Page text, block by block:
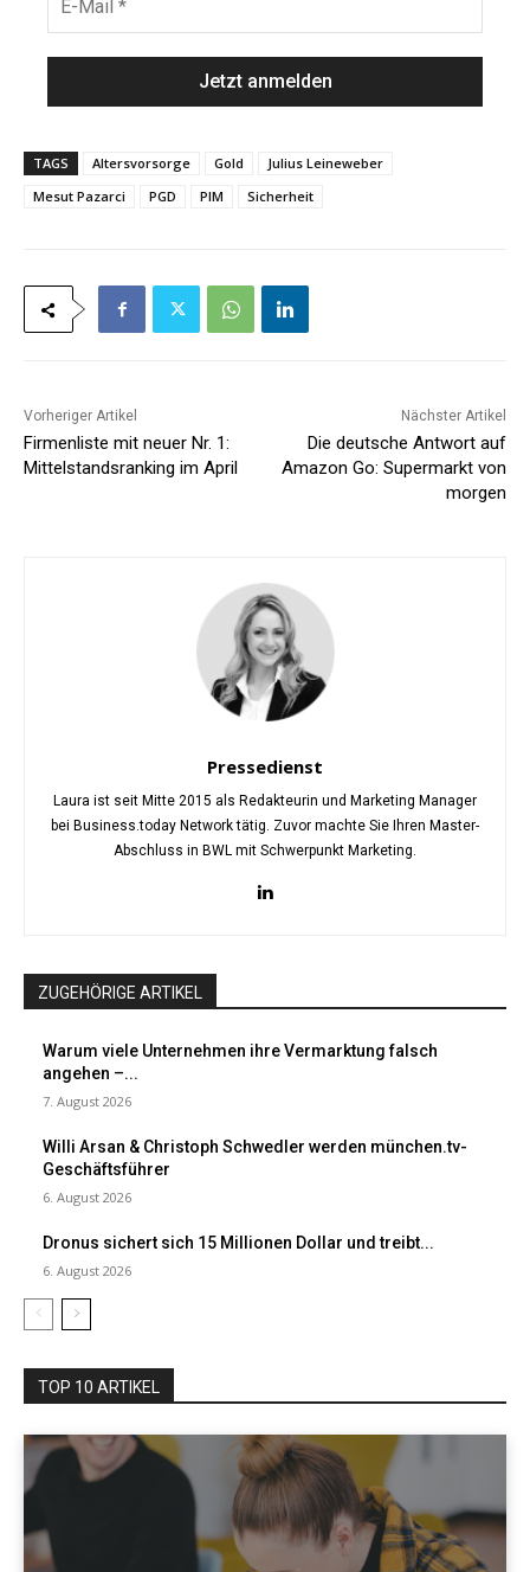
a
M
a
l
TAGS Altersvorsorge Gold
Julius Leineweber
Mesut Pazarci
PGD PIM Sicherheit
Vorheriger Artikel
Firmenliste mit neuer Nr. 1:
Mittelstandsranking im April
Nächster Artikel
Die deutsche Antwort auf
Amazon Go: Supermarkt von
morgen
Pressedienst
Laura ist seit Mitte 2015 als Redakteurin und Marketing Manager
bei Business.today Network tätig. Zuvor machte Sie Ihren Master-
Abschluss in BWL mit Schwerpunkt Marketing.
ZUGEHÖRIGE ARTIKEL
Warum viele Unternehmen ihre Vermarktung falsch
angehen –...
7. August 2026
Willi Arsan & Christoph Schwedler werden münchen.tv-
Geschäftsführer
6. August 2026
Dronus sichert sich 15 Millionen Dollar und treibt...
6. August 2026
TOP 10 ARTIKEL